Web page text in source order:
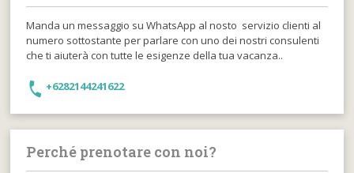
Manda un messaggio su WhatsApp al nosto servizio clienti al
numero sottostante per parlare con uno dei nostri consulenti
che ti aiuterà con tutte le esigenze della tua vacanza..
+6282144241622
Perché prenotare con noi?